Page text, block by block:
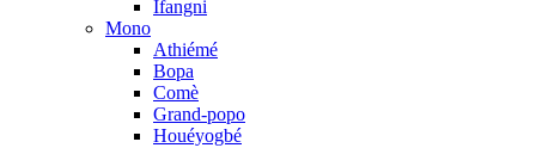
Ifangni
Mono
Athiémé
Bopa
Comè
Grand-popo
Houéyogbé